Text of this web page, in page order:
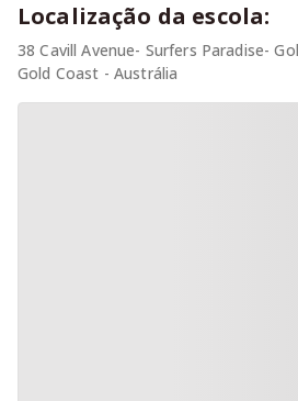
Localização da escola:
38 Cavill Avenue- Surfers Paradise-
Gold Coast - Austrália